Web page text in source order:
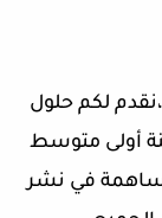
لكم حلول
أولى متوسط
في نشر